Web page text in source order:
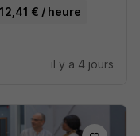
€ / heure
il y a 4 jours